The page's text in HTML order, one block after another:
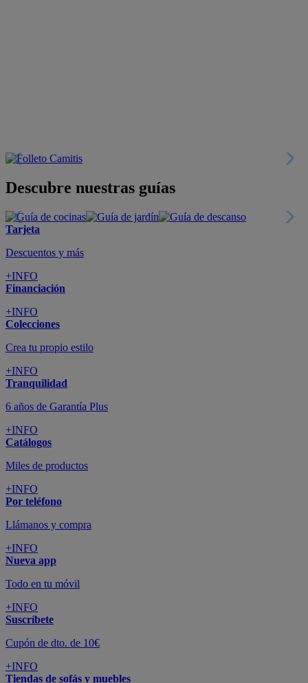
Descubre nuestras guías
Tarjeta
Descuentos y más
+INFO
Financiación
+INFO
Colecciones
Crea tu propio estilo
+INFO
Tranquilidad
6 años de Garantía Plus
+INFO
Catálogos
Miles de productos
+INFO
Por teléfono
Llámanos y compra
+INFO
Nueva app
Todo en tu móvil
+INFO
Suscríbete
Cupón de dto. de 10€
+INFO
Tiendas de sofás y muebles